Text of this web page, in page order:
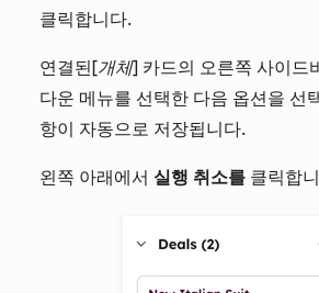
클릭합니다.
연결된[개체] 카드의 오른쪽 사이드
다운 메뉴를 선택한 다음 옵션을 선
항이 자동으로 저장됩니다.
왼쪽 아래에서 실행 취소를 클릭합